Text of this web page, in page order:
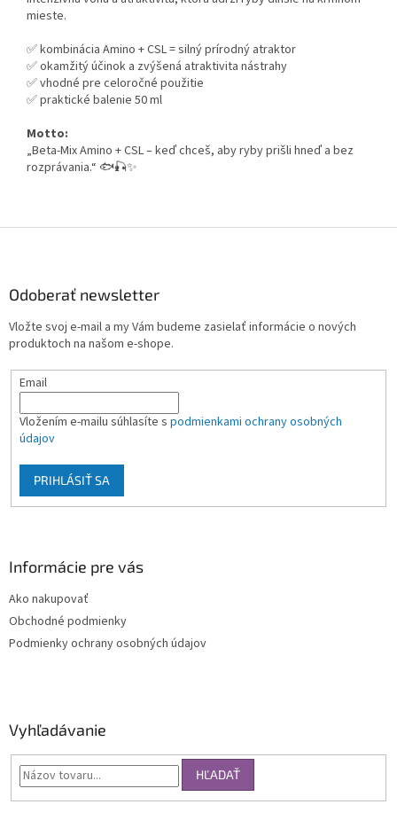
mieste.
✅ kombinácia Amino + CSL = silný prírodný atraktor
✅ okamžitý účinok a zvýšená atraktivita nástrahy
✅ vhodné pre celoročné použitie
✅ praktické balenie 50 ml
Motto:
„Beta-Mix Amino + CSL – keď chceš, aby ryby prišli hneď a bez
rozprávania.“ 🐟🎣✨
Odoberať newsletter
Vložte svoj e-mail a my Vám budeme zasielať informácie o nových
produktoch na našom e-shope.
Email
Vložením e-mailu súhlasíte s podmienkami ochrany osobných
údajov
PRIHLÁSIŤ SA
Informácie pre vás
Ako nakupovať
Obchodné podmienky
Podmienky ochrany osobných údajov
Vyhľadávanie
HĽADAŤ